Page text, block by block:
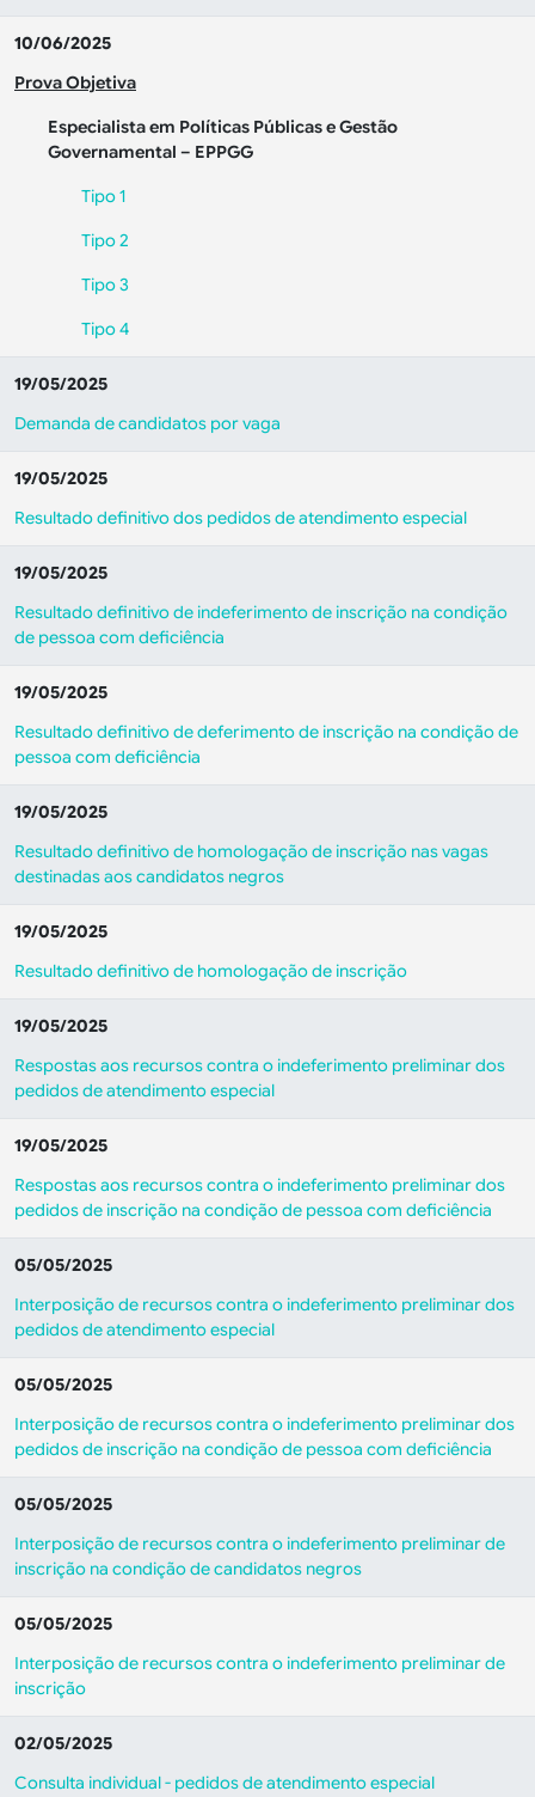
10/06/2025
Prova Objetiva
Especialista em Políticas Públicas e Gestão
Governamental – EPPGG
Tipo 1
Tipo 2
Tipo 3
Tipo 4
19/05/2025
Demanda de candidatos por vaga
19/05/2025
Resultado definitivo dos pedidos de atendimento especial
19/05/2025
Resultado definitivo de indeferimento de inscrição na condição
de pessoa com deficiência
19/05/2025
Resultado definitivo de deferimento de inscrição na condição de
pessoa com deficiência
19/05/2025
Resultado definitivo de homologação de inscrição nas vagas
destinadas aos candidatos negros
19/05/2025
Resultado definitivo de homologação de inscrição
19/05/2025
Respostas aos recursos contra o indeferimento preliminar dos
pedidos de atendimento especial
19/05/2025
Respostas aos recursos contra o indeferimento preliminar dos
pedidos de inscrição na condição de pessoa com deficiência
05/05/2025
Interposição de recursos contra o indeferimento preliminar dos
pedidos de atendimento especial
05/05/2025
Interposição de recursos contra o indeferimento preliminar dos
pedidos de inscrição na condição de pessoa com deficiência
05/05/2025
Interposição de recursos contra o indeferimento preliminar de
inscrição na condição de candidatos negros
05/05/2025
Interposição de recursos contra o indeferimento preliminar de
inscrição
02/05/2025
Consulta individual - pedidos de atendimento especial